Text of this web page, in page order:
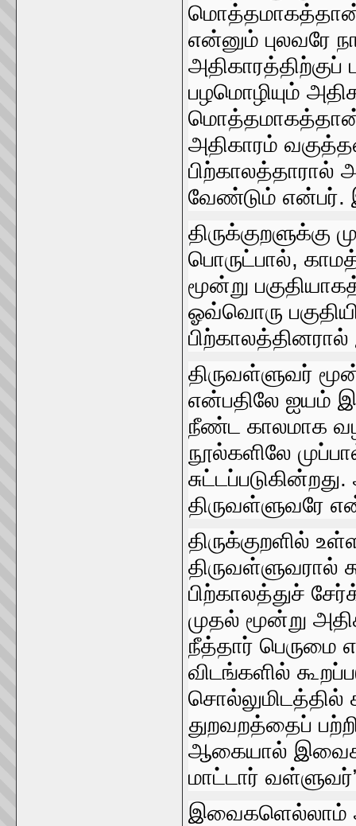
மொத்தமாகத்தான்‌
என்னும்‌ புலவரே
பழமொழியும்‌
மொத்தமாகத்தான்‌
அதிகாரம்‌
பிற்‌காலத்தாரால்‌
வேண்டும்‌ என்பர்‌.
திருக்குறளுக்கு
பொருட்பால்‌,
மூன்று
ஓவ்வொரு
திருவள்ளுவர்‌
என்பதிலே ஐயம்‌
நீண்ட காலமாக
நூல்களிலே
திருவள்ளுவரே
திருக்குறளில்‌
திருவள்ளுவரால்‌
பிற்காலத்துச்‌
முதல்‌ மூன்று
நீத்தார்‌ பெருமை
விடங்களில்‌
சொல்லுமிடத்தில்‌
துறவறத்தைப்‌
ஆகையால்‌
மாட்டார்‌
இவைகளெல்லாம்‌